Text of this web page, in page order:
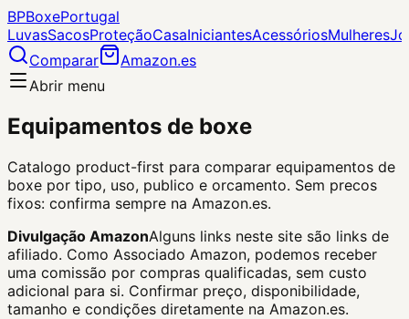
BPBoxePortugal
LuvasSacosProteçãoCasaIniciantesAcessóriosMulheres
Comparar
Amazon.es
Abrir menu
Equipamentos de boxe
Catalogo product-first para comparar equipamentos de
boxe por tipo, uso, publico e orcamento. Sem precos
fixos: confirma sempre na Amazon.es.
Divulgação AmazonAlguns links neste site são links de
afiliado. Como Associado Amazon, podemos receber
uma comissão por compras qualificadas, sem custo
adicional para si. Confirmar preço, disponibilidade,
tamanho e condições diretamente na Amazon.es.